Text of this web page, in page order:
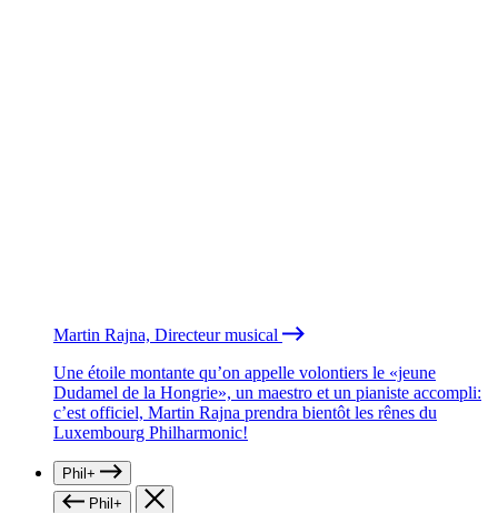
Martin Rajna, Directeur musical
Une étoile montante qu’on appelle volontiers le «jeune
Dudamel de la Hongrie», un maestro et un pianiste accompli:
c’est officiel, Martin Rajna prendra bientôt les rênes du
Luxembourg Philharmonic!
Phil+
Phil+